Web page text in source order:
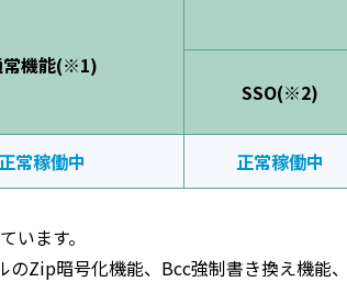
常機能(※1)
SSO(※2)
正常稼働中 正常稼働中
ます。
Zip暗号化機能、Bcc強制書き換え機能